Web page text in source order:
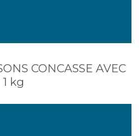
CONCASSE AVEC
kg